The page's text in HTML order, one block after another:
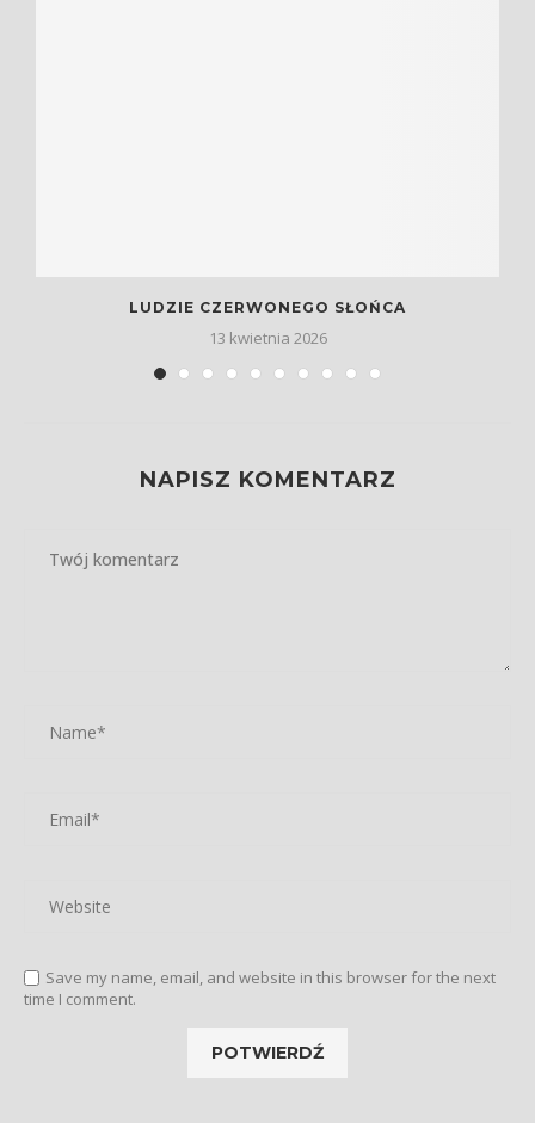
LUDZIE CZERWONEGO SŁOŃCA
13 kwietnia 2026
NAPISZ KOMENTARZ
Save my name, email, and website in this browser for the next
time I comment.